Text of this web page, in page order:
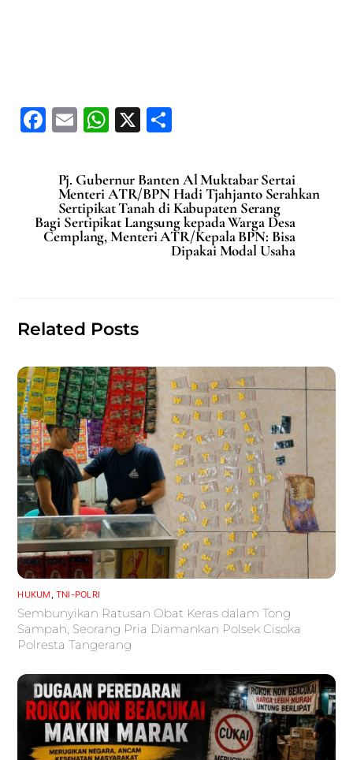
F
c
e
b
o
E
ai
l
W
at
s
A
p
X
ar
e
Pj. Gubernur Banten Al Muktabar Sertai
Menteri ATR/BPN Hadi Tjahjanto Serahkan
Sertipikat Tanah di Kabupaten Serang
Bagi Sertipikat Langsung kepada Warga Desa
Cemplang, Menteri ATR/Kepala BPN: Bisa
Dipakai Modal Usaha
Related Posts
HUKUM , TNI-POLRI
Sembunyikan Ratusan Obat Keras dalam Tong
Sampah, Seorang Pria Diamankan Polsek Cisoka
Polresta Tangerang